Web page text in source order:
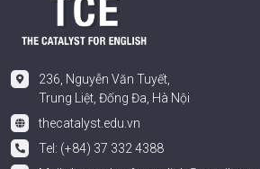
236, Nguyễn Văn Tuyết,
Trung Liệt, Đống Đa, Hà Nội
thecatalyst.edu.vn
Tel: (+84) 37 332 4388